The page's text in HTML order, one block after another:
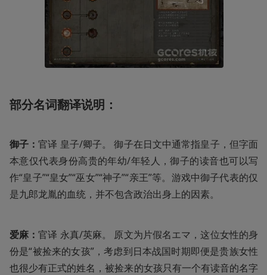
部分名词翻译说明：
御子：官译 皇子/卿子。 御子在日文中通常指皇子，但字面
本意仅代表身份高贵的年幼/年轻人，御子的读音也可以写
作“皇子”“皇女”“巫女”“神子”“亲王”等。游戏中御子代表的仅
是九郎龙胤的血统，并不包含政治出身上的因素。
爱麻：官译 永真/英麻。 原文为片假名エマ，这位女性的身
份是“被捡来的女孩”，考虑到日本战国时期即便是贵族女性
也很少有正式的姓名，被捡来的女孩只有一个有读音的名字